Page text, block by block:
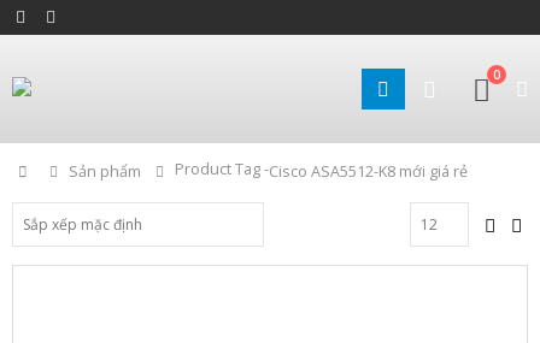
0
Home
Sản phẩm Product Tag -Cisco ASA5512-K8 mới giá rẻ